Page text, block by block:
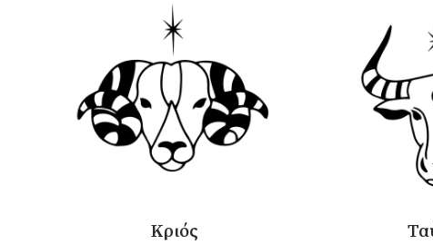
Κριός